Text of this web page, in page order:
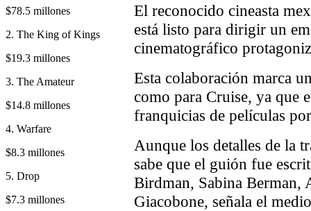
$78.5 millones
2. The King of Kings
$19.3 millones
3. The Amateur
$14.8 millones
4. Warfare
$8.3 millones
5. Drop
$7.3 millones
El reconocido cineasta
está listo para dirigir un
cinematográfico
Esta colaboración marca
como para Cruise, ya que
franquicias de películas
Aunque los detalles de la
sabe que el guión fue
Birdman, Sabina Berman,
Giacobone, señala el